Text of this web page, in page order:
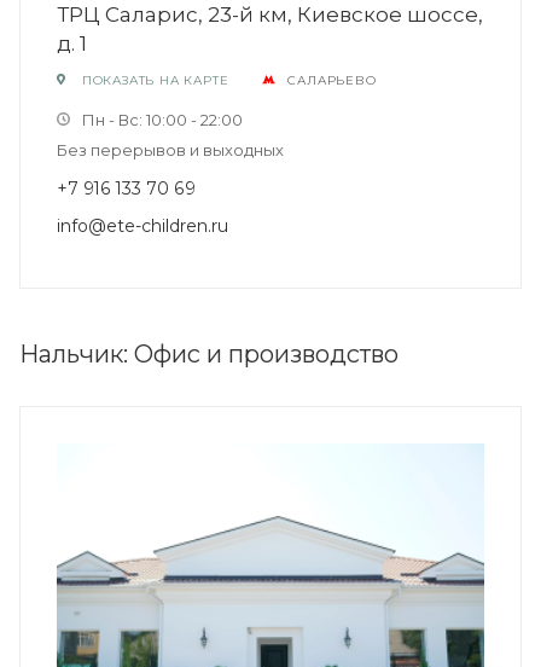
ТРЦ Саларис, 23-й км, Киевское шоссе,
д. 1
ПОКАЗАТЬ НА КАРТЕ САЛАРЬЕВО
Пн - Вс: 10:00 - 22:00
Без перерывов и выходных
+7 916 133 70 69
info@ete-children.ru
Нальчик: Офис и производство